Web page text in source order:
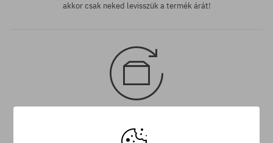
akkor csak neked levisszük a termék árát!